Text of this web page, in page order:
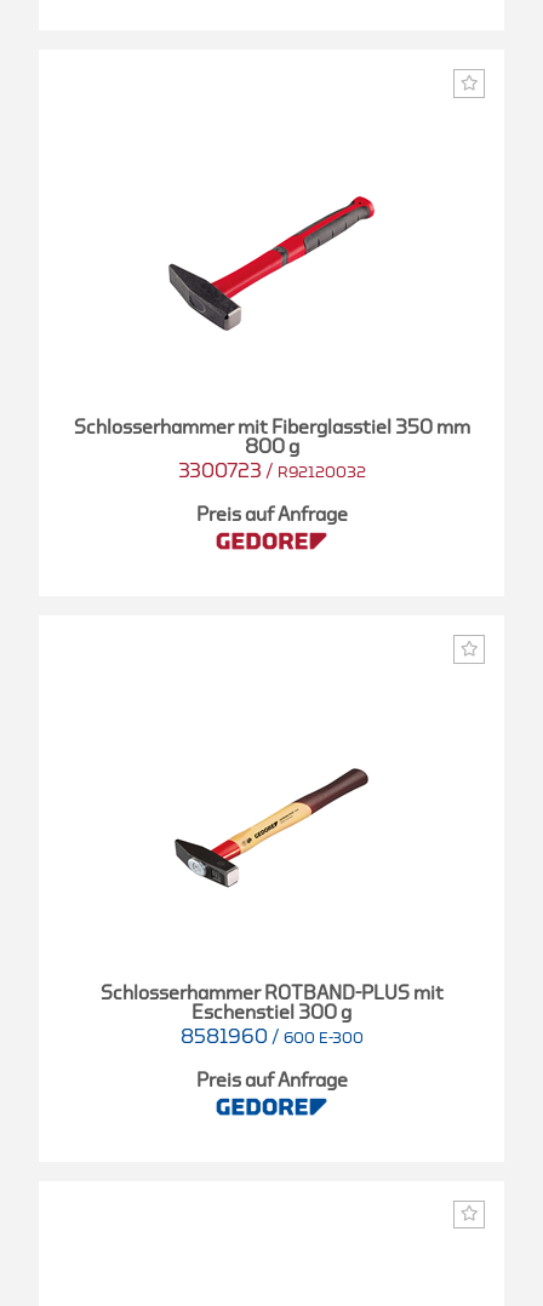
Schlosserhammer mit Fiberglasstiel 350 mm
800 g
3300723 / R92120032
Preis auf Anfrage
Schlosserhammer ROTBAND-PLUS mit
Eschenstiel 300 g
8581960 / 600 E-300
Preis auf Anfrage